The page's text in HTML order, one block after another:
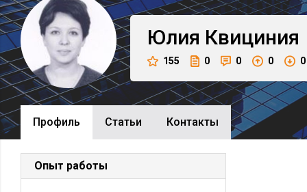
Юлия Квициния
155 0 0 0 0
Профиль Cтатьи Контакты
Опыт работы